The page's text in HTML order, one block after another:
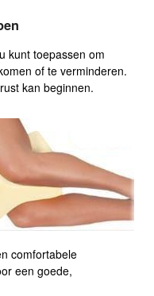
kunt toepassen om
of te verminderen.
kan beginnen.
​​comfortabele
een goede,